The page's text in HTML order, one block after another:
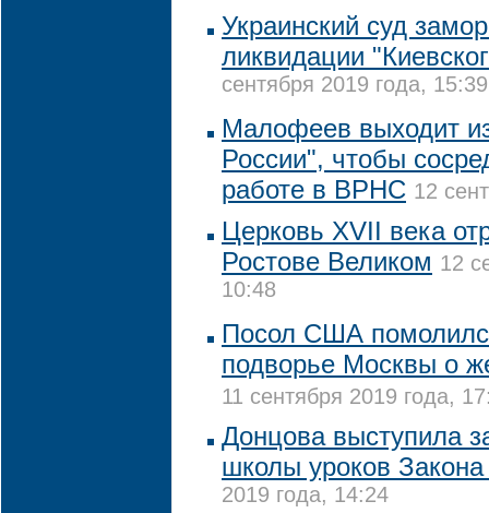
Украинский суд
ликвидации
сентября 2019 года, 15:39
Малофеев выходит
России", чтобы
работе в ВРНС 12
Церковь XVII века
Ростове Великом 12
10:48
Посол США
подворье Москвы о
11 сентября 2019 года,
Донцова выступила
школы уроков
2019 года, 14:24